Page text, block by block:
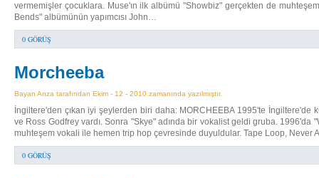
vermemişler çocuklara. Muse'ın ilk albümü "Showbiz" gerçekten de
Bends" albümünün yapımcısı John…
0 GÖRÜŞ
Morcheeba
Bayan Arıza tarafından Ekim - 12 - 2010 zamanında yazılmıştır.
İngiltere'den çıkan iyi şeylerden biri daha: MORCHEEBA 1995'te
ve Ross Godfrey vardı. Sonra "Skye" adında bir vokalist geldi gruba. 1996'da
muhteşem vokali ile hemen trip hop çevresinde duyuldular. Tape Loop, Never
0 GÖRÜŞ